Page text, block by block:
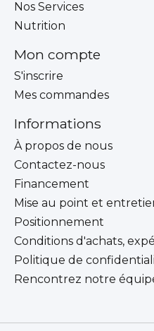
Nos Services
Nutrition
Mon compte
S'inscrire
Mes commandes
Informations
À propos de nous
Contactez-nous
Financement
Mise au point et
Positionnement
Conditions d'achats,
Politique de
Rencontrez notre